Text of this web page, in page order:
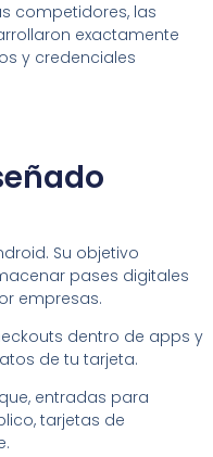
competidores, las
exactamente
y credenciales
Su objetivo
pases digitales
empresas.
dentro de apps y
de tu tarjeta.
entradas para
tarjetas de